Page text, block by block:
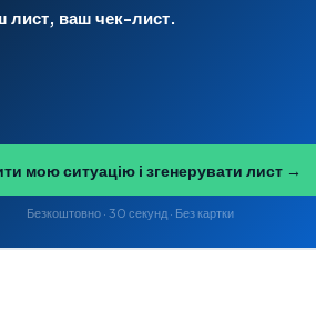
лист, ваш чек-лист.
мою ситуацію і згенерувати лист →
Безкоштовно · 30 секунд · Без картки